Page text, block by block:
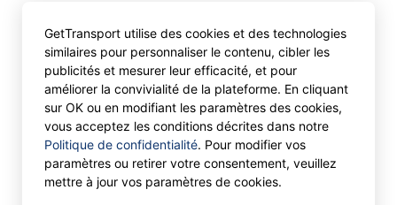
GetTransport utilise des cookies et des technologies
similaires pour personnaliser le contenu, cibler les
publicités et mesurer leur efficacité, et pour
améliorer la convivialité de la plateforme. En cliquant
sur OK ou en modifiant les paramètres des cookies,
vous acceptez les conditions décrites dans notre
Politique de confidentialité. Pour modifier vos
paramètres ou retirer votre consentement, veuillez
mettre à jour vos paramètres de cookies.